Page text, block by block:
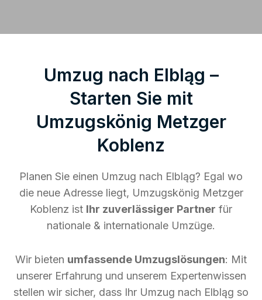
Umzug nach Elbląg –
Starten Sie mit
Umzugskönig Metzger
Koblenz
Planen Sie einen Umzug nach Elbląg? Egal wo
die neue Adresse liegt, Umzugskönig Metzger
Koblenz ist Ihr zuverlässiger Partner für
nationale & internationale Umzüge.
Wir bieten umfassende Umzugslösungen: Mit
unserer Erfahrung und unserem Expertenwissen
stellen wir sicher, dass Ihr Umzug nach Elbląg so